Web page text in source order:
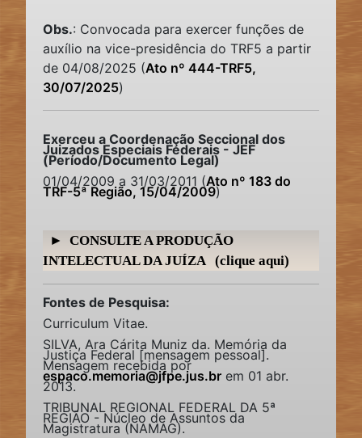
Obs.: Convocada para exercer funções de
auxílio na vice-presidência do TRF5 a partir
de 04/08/2025 (Ato nº 444-TRF5,
30/07/2025)
Exerceu a Coordenação Seccional dos
Juizados Especiais Federais - JEF
(Período/Documento Legal)
01/04/2009 a 31/03/2011 (Ato nº 183 do
TRF-5ª Região, 15/04/2009)
► CONSULTE A PRODUÇÃO
INTELECTUAL DA JUÍZA (clique aqui)
Fontes de Pesquisa:
Curriculum Vitae.
SILVA, Ara Cárita Muniz da. Memória da
Justiça Federal [mensagem pessoal].
Mensagem recebida por
espaco.memoria@jfpe.jus.br em 01 abr.
2013.
TRIBUNAL REGIONAL FEDERAL DA 5ª
REGIÃO - Núcleo de Assuntos da
Magistratura (NAMAG).